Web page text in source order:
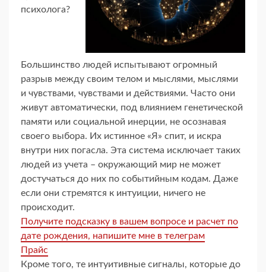
психолога?
Большинство людей испытывают огромный
разрыв между своим телом и мыслями, мыслями
и чувствами, чувствами и действиями. Часто они
живут автоматически, под влиянием генетической
памяти или социальной инерции, не осознавая
своего выбора. Их истинное «Я» спит, и искра
внутри них погасла. Эта система исключает таких
людей из учета – окружающий мир не может
достучаться до них по событийным кодам. Даже
если они стремятся к интуиции, ничего не
происходит.
Получите подсказку в вашем вопросе и расчет по
дате рождения, напишите мне в телеграм
Прайс
Кроме того, те интуитивные сигналы, которые до